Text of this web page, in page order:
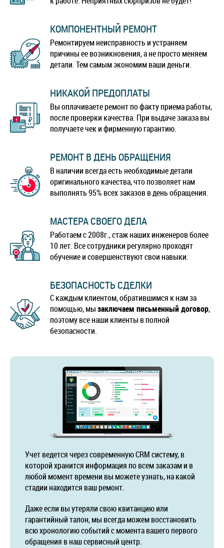
КОМПОНЕНТНЫЙ РЕМОНТ
Ремонтируем неисправность и устраняем
причины ее возникновения, а не просто меняем
детали. Тем самым экономим ваши деньги.
НИКАКОЙ ПРЕДОПЛАТЫ
Вы оплачиваете ремонт по факту приема работы,
после проверки качества. При выдаче заказа вы
получаете чек и фирменную гарантию.
РЕМОНТ В ДЕНЬ ОБРАЩЕНИЯ
В наличии всегда есть необходимые детали
оригинального качества, что позволяет нам
выполнять 95% всех заказов в день обращения.
МАСТЕРА СВОЕГО ДЕЛА
Работаем с 2008г., стаж наших инженеров более
10 лет. Все сотрудники регулярно проходят
обучение и совершенствуют свои навыки.
БЕЗОПАСНОСТЬ СДЕЛКИ
С каждым клиентом, обратившимся к нам за
помощью, мызаключаем письменный договор,
поэтому все наши клиенты в полной
безопасности.
Учет ведется через современную CRM систему, в
которой хранится информация по всем заказам и в
любой момент времени вы можете узнать, на какой
стадии находится ваш ремонт.
Даже если вы утеряли свою квитанцию или
гарантийный талон, мы всегда можем восстановить
всю хронологию событий с момента вашего первого
обращения в наш сервисный центр.